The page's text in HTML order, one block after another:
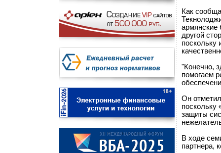
Как
армянские
другой
поскольку
"Конечно,
помогаем
Он
поскольку
защиты
В ходе
партнера,